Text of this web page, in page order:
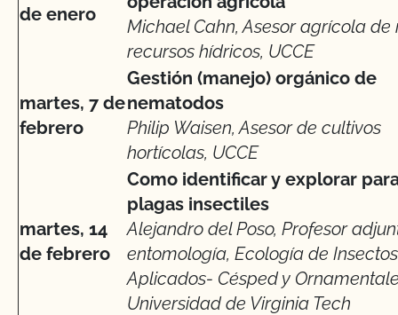
de enero
Michael Cahn, Asesor agrícola de
recursos hídricos, UCCE
martes, 7 de
febrero
Gestión (manejo) orgánico de
nematodos
Philip Waisen, Asesor de cultivos
hortícolas, UCCE
martes, 14
de febrero
Como identificar y explorar
plagas insectiles
Alejandro del Poso, Profesor
entomología, Ecología de Insectos
Aplicados- Césped y
Universidad de Virginia Tech